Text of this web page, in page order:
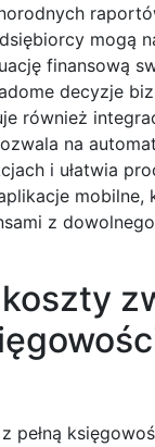
mogą
finansową
decyzje
również
na
i ułatwia
mobilne,
z
pełną